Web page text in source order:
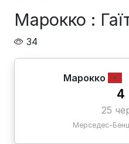
Марокко :
34
Марокко
4
25
Мерседес-Бенц